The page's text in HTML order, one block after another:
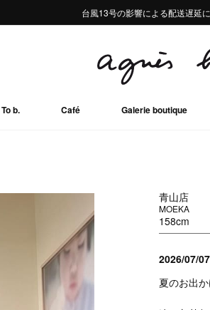
熊本地域地震の影響による配送遅延
Summer Sale
台風13号の影響による配送遅延
熊本地域地震の影響による配送遅延
Summer Sale
To b. Café Galerie boutique
青山店
MOEKA
158cm
2026/07/07
夏のお出